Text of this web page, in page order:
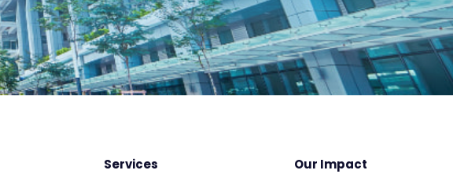
Services Our Impact